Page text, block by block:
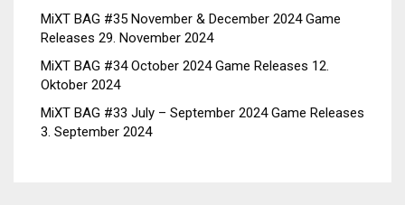
MiXT BAG #35 November & December 2024 Game
Releases 29. November 2024
MiXT BAG #34 October 2024 Game Releases 12.
Oktober 2024
MiXT BAG #33 July – September 2024 Game Releases
3. September 2024